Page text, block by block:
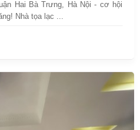
Hai Bà Trưng, Hà Nội - cơ hội
Nhà tọa lạc ...